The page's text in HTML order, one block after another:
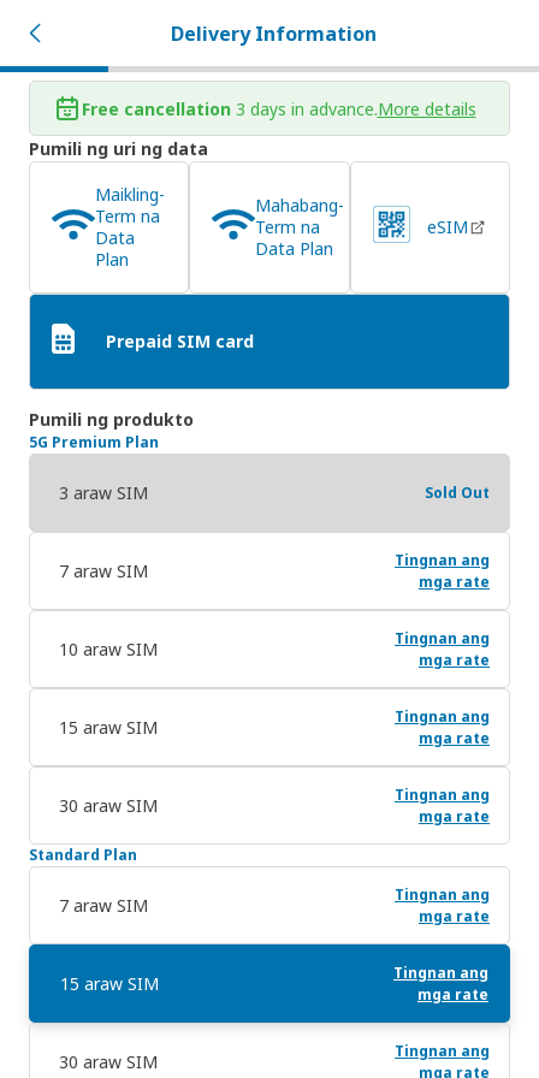
Delivery Information
Free cancellation 3 days in advance.More details
Pumili ng uri ng data
Maikling-
Term na
Data
Plan
Mahabang-
Term na
Data Plan
eSIM
Prepaid SIM card
Pumili ng produkto
5G Premium Plan
3 araw SIM Sold Out
7 araw SIM
Tingnan ang
mga rate
10 araw SIM
Tingnan ang
mga rate
15 araw SIM
Tingnan ang
mga rate
30 araw SIM
Tingnan ang
mga rate
Standard Plan
7 araw SIM
Tingnan ang
mga rate
15 araw SIM
Tingnan ang
mga rate
30 araw SIM
Tingnan ang
mga rate